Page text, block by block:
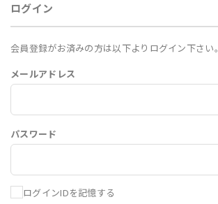
ログイン
会員登録がお済みの方は以下よりログイン下さい。
メールアドレス
パスワード
ログインIDを記憶する